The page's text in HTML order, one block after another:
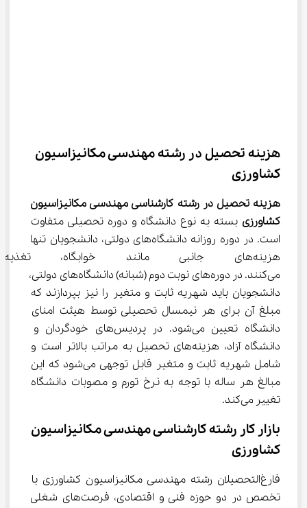
هزینه تحصیل در رشته مهندسی مکانیزاسیون
کشاورزی
هزینه تحصیل در رشته کارشناسی مهندسی مکانیزاسیون
کشاورزی بسته به نوع دانشگاه و دوره تحصیلی متفاوت
است. در دوره روزانه دانشگاه‌های دولتی، دانشجویان تنها
هزینه‌های جانبی مانند
می‌کنند. در دوره‌های نوبت دوم (شبانه) دانشگاه‌های دولتی،
دانشجویان باید شهریه ثابت و متغیر را نیز بپردازند که
مبلغ آن برای هر نیمسال تحصیلی توسط هیئت امنای
دانشگاه تعیین می‌شود. در پردیس‌های خودگردان و
دانشگاه آزاد، هزینه‌های تحصیل به مراتب بالاتر است و
شامل شهریه ثابت و متغیر قابل توجهی می‌شود که این
مبالغ هر ساله با توجه به نرخ تورم و مصوبات دانشگاه
تغییر می‌کند.
بازار کار رشته کارشناسی مهندسی مکانیزاسیون
کشاورزی
فارغ‌التحصیلان رشته مهندسی مکانیزاسیون کشاورزی با
تخصص در دو حوزه فنی و اقتصادی، فرصت‌های شغلی